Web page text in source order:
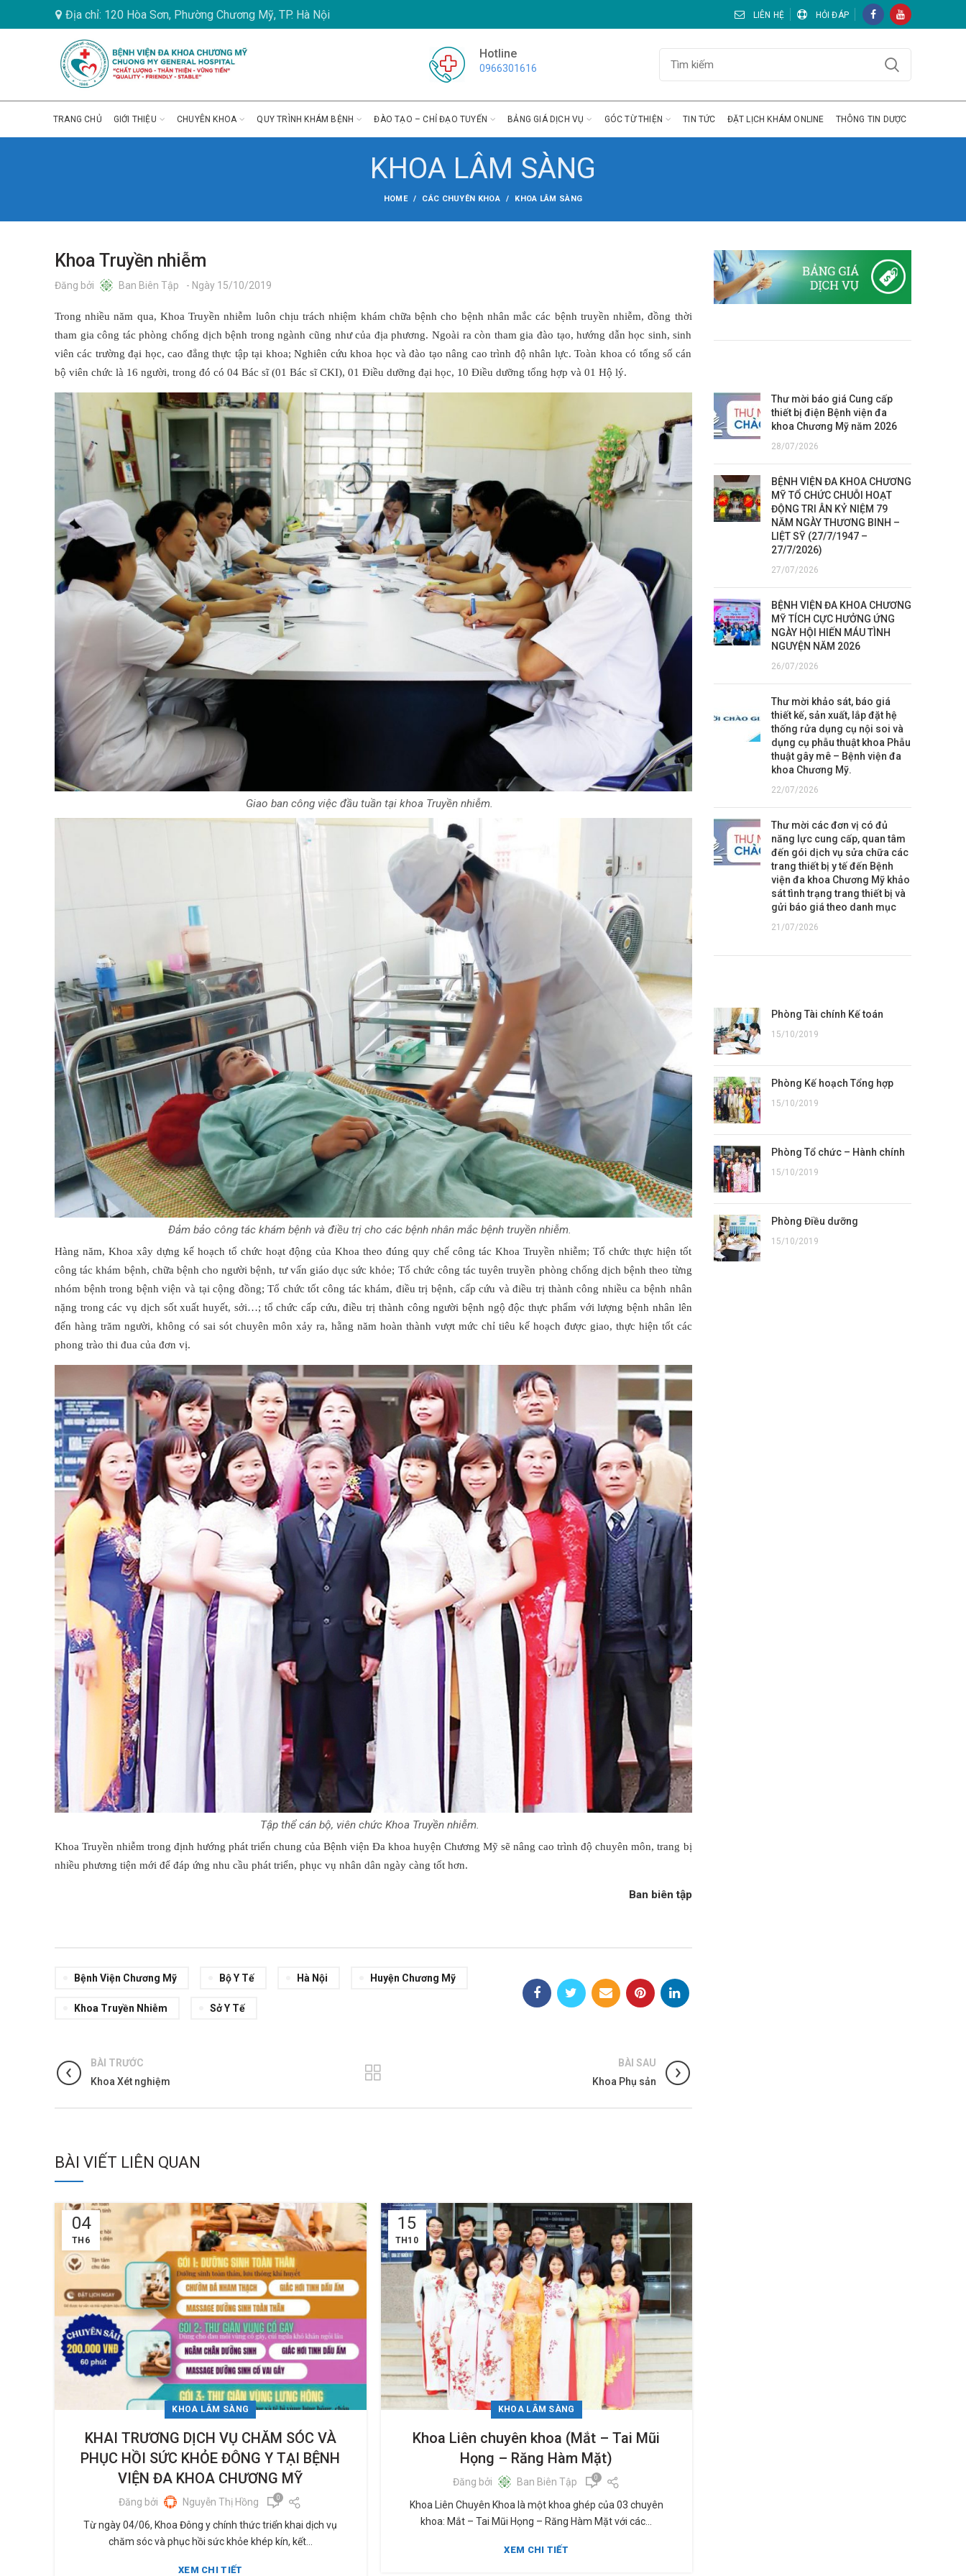
Địa chỉ: 120 Hòa Sơn, Phường Chương Mỹ, TP. Hà Nội LIÊN HỆ HỎI ĐÁP
Hotline
0966301616
TRANG CHỦ GIỚI THIỆU CHUYÊN KHOA QUY TRÌNH KHÁM BỆNH ĐÀO TẠO – CHỈ ĐẠO TUYẾN BẢNG GIÁ DỊCH VỤ GÓC TỪ THIỆN TIN TỨC ĐẶT LỊCH KHÁM ONLINE THÔNG TIN DƯỢC
KHOA LÂM SÀNG
HOME CÁC CHUYÊN KHOA KHOA LÂM SÀNG
Khoa Truyền nhiễm
Đăng bởi Ban Biên Tập - Ngày 15/10/2019
Trong nhiều năm qua, Khoa Truyền nhiễm luôn chịu trách nhiệm khám chữa bệnh cho bệnh nhân mắc các bệnh truyền nhiễm, đồng thời
tham gia công tác phòng chống dịch bệnh trong ngành cũng như của địa phương. Ngoài ra còn tham gia đào tạo, hướng dẫn học sinh, sinh
viên các trường đại học, cao đẳng thực tập tại khoa; Nghiên cứu khoa học và đào tạo nâng cao trình độ nhân lực. Toàn khoa có tổng số cán
bộ viên chức là 16 người, trong đó có 04 Bác sĩ (01 Bác sĩ CKI), 01 Điều dưỡng đại học, 10 Điều dưỡng tổng hợp và 01 Hộ lý.
Giao ban công việc đầu tuần tại khoa Truyền nhiễm.
Đảm bảo công tác khám bệnh và điều trị cho các bệnh nhân mắc bệnh truyền nhiễm.
Hàng năm, Khoa xây dựng kế hoạch tổ chức hoạt động của Khoa theo đúng quy chế công tác Khoa Truyền nhiễm; Tổ chức thực hiện tốt
công tác khám bệnh, chữa bệnh cho người bệnh, tư vấn giáo dục sức khỏe; Tổ chức công tác tuyên truyền phòng chống dịch bệnh theo từng
nhóm bệnh trong bệnh viện và tại cộng đồng; Tổ chức tốt công tác khám, điều trị bệnh, cấp cứu và điều trị thành công nhiều ca bệnh nhân
nặng trong các vụ dịch sốt xuất huyết, sởi…; tổ chức cấp cứu, điều trị thành công người bệnh ngộ độc thực phẩm với lượng bệnh nhân lên
đến hàng trăm người, không có sai sót chuyên môn xảy ra, hằng năm hoàn thành vượt mức chỉ tiêu kế hoạch được giao, thực hiện tốt các
phong trào thi đua của đơn vị.
Tập thể cán bộ, viên chức Khoa Truyền nhiễm.
Khoa Truyền nhiễm trong định hướng phát triển chung của Bệnh viện Đa khoa huyện Chương Mỹ sẽ nâng cao trình độ chuyên môn, trang bị
nhiều phương tiện mới để đáp ứng nhu cầu phát triển, phục vụ nhân dân ngày càng tốt hơn.
Ban biên tập
Bệnh Viện Chương Mỹ Bộ Y Tế Hà Nội Huyện Chương Mỹ
Khoa Truyền Nhiễm Sở Y Tế
BÀI TRƯỚC
Khoa Xét nghiệm
BÀI SAU
Khoa Phụ sản
BÀI VIẾT LIÊN QUAN
04
TH6
KHOA LÂM SÀNG
KHAI TRƯƠNG DỊCH VỤ CHĂM SÓC VÀ
PHỤC HỒI SỨC KHỎE ĐÔNG Y TẠI BỆNH
VIỆN ĐA KHOA CHƯƠNG MỸ
Đăng bởi Nguyễn Thị Hồng 0
Từ ngày 04/06, Khoa Đông y chính thức triển khai dịch vụ
chăm sóc và phục hồi sức khỏe khép kín, kết...
XEM CHI TIẾT
15
TH10
KHOA LÂM SÀNG
Khoa Liên chuyên khoa (Mắt – Tai Mũi
Họng – Răng Hàm Mặt)
Đăng bởi Ban Biên Tập 0
Khoa Liên Chuyên Khoa là một khoa ghép của 03 chuyên
khoa: Mắt – Tai Mũi Họng – Răng Hàm Mặt với các...
XEM CHI TIẾT
Thư mời báo giá Cung cấp
thiết bị điện Bệnh viện đa
khoa Chương Mỹ năm 2026
28/07/2026
BỆNH VIỆN ĐA KHOA CHƯƠNG
MỸ TỔ CHỨC CHUỖI HOẠT
ĐỘNG TRI ÂN KỶ NIỆM 79
NĂM NGÀY THƯƠNG BINH –
LIỆT SỸ (27/7/1947 –
27/7/2026)
27/07/2026
BỆNH VIỆN ĐA KHOA CHƯƠNG
MỸ TÍCH CỰC HƯỞNG ỨNG
NGÀY HỘI HIẾN MÁU TÌNH
NGUYỆN NĂM 2026
26/07/2026
Thư mời khảo sát, báo giá
thiết kế, sản xuất, lắp đặt hệ
thống rửa dụng cụ nội soi và
dụng cụ phẫu thuật khoa Phẫu
thuật gây mê – Bệnh viện đa
khoa Chương Mỹ.
22/07/2026
Thư mời các đơn vị có đủ
năng lực cung cấp, quan tâm
đến gói dịch vụ sửa chữa các
trang thiết bị y tế đến Bệnh
viện đa khoa Chương Mỹ khảo
sát tình trạng trang thiết bị và
gửi báo giá theo danh mục
21/07/2026
Phòng Tài chính Kế toán
15/10/2019
Phòng Kế hoạch Tổng hợp
15/10/2019
Phòng Tổ chức – Hành chính
15/10/2019
Phòng Điều dưỡng
15/10/2019